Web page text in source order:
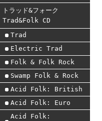
トラッド&フォーク
Trad&Folk CD
Trad
Electric Trad
Folk & Folk Rock
Swamp Folk & Rock
Acid Folk: British
Acid Folk: Euro
Acid Folk: